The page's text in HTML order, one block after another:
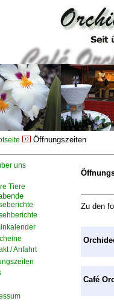
Öffnungszeiten
uns
Tiere
/ Anfahrt
Zu den
Café